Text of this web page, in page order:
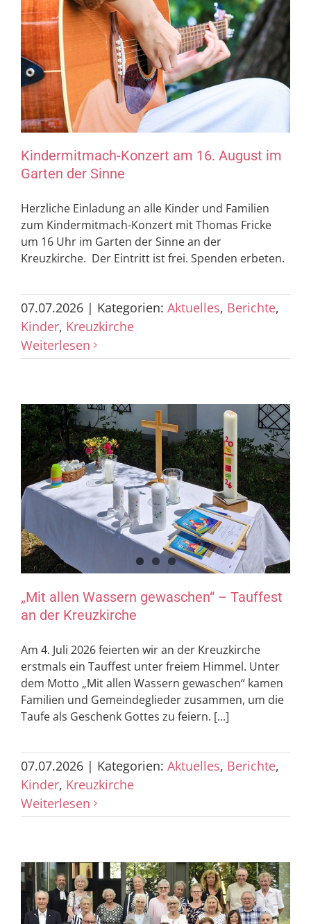
Kindermitmach-Konzert am 16. August im
Garten der Sinne
Herzliche Einladung an alle Kinder und Familien
zum Kindermitmach-Konzert mit Thomas Fricke
um 16 Uhr im Garten der Sinne an der
Kreuzkirche. Der Eintritt ist frei. Spenden erbeten.
07.07.2026 | Kategorien: Aktuelles, Berichte,
Kinder, Kreuzkirche
Weiterlesen
„Mit allen Wassern gewaschen“ – Tauffest
an der Kreuzkirche
Am 4. Juli 2026 feierten wir an der Kreuzkirche
erstmals ein Tauffest unter freiem Himmel. Unter
dem Motto „Mit allen Wassern gewaschen“ kamen
Familien und Gemeindeglieder zusammen, um die
Taufe als Geschenk Gottes zu feiern. [...]
07.07.2026 | Kategorien: Aktuelles, Berichte,
Kinder, Kreuzkirche
Weiterlesen